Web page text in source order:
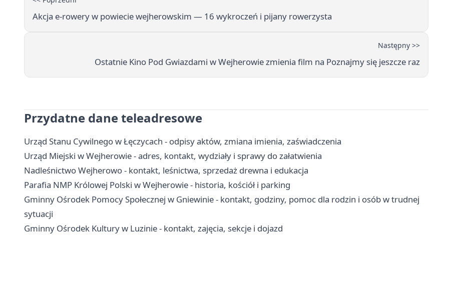
Akcja e-rowery w powiecie wejherowskim — 16 wykroczeń i pijany rowerzysta
Następny >>
Ostatnie Kino Pod Gwiazdami w Wejherowie zmienia film na Poznajmy się jeszcze raz
Przydatne dane teleadresowe
Urząd Stanu Cywilnego w Łęczycach - odpisy aktów, zmiana imienia, zaświadczenia
Urząd Miejski w Wejherowie - adres, kontakt, wydziały i sprawy do załatwienia
Nadleśnictwo Wejherowo - kontakt, leśnictwa, sprzedaż drewna i edukacja
Parafia NMP Królowej Polski w Wejherowie - historia, kościół i parking
Gminny Ośrodek Pomocy Społecznej w Gniewinie - kontakt, godziny, pomoc dla rodzin i osób w trudnej
sytuacji
Gminny Ośrodek Kultury w Luzinie - kontakt, zajęcia, sekcje i dojazd